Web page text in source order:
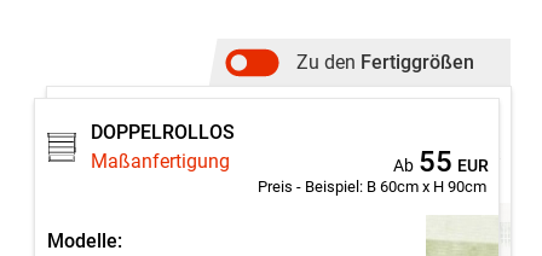
Zu den Fertiggrößen
DOPPELROLLOS
Maßanfertigung
Modelle:
Preis - Beispiel: B 60cm x H 90cm
Ab 55 EUR
DOPPELROLLOS
Fertiggrößen
Modelle:
8,5